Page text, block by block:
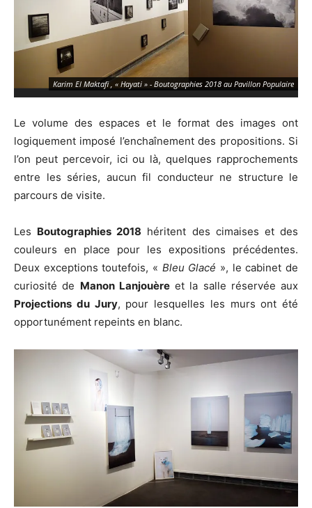
Karim El Maktafi , « Hayati » - Boutographies 2018 au Pavillon Populaire
Carlo Lombardi, « Dead Sea » - Boutographies 2018 au Pavillon Populaire
Philippe Leroux, « Brassage » - Boutographies 2018 au Pavillon Populairea
Le volume des espaces et le format des images ont
logiquement imposé l’enchaînement des propositions. Si
l’on peut percevoir, ici ou là, quelques rapprochements
entre les séries, aucun fil conducteur ne structure le
parcours de visite.
Les Boutographies 2018 héritent des cimaises et des
couleurs en place pour les expositions précédentes.
Deux exceptions toutefois, « Bleu Glacé », le cabinet de
curiosité de Manon Lanjouèreet la salle réservée aux
Projections du Jury, pour lesquelles les murs ont été
opportunément repeints en blanc.